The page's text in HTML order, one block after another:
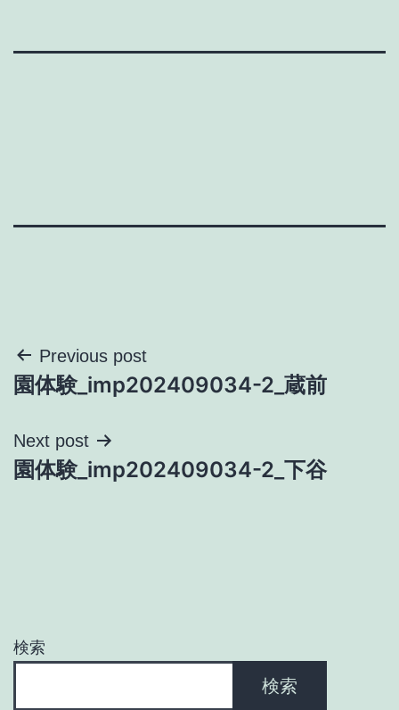
投
稿
ナ
ビ
ョ
Previous post
園体験_imp202409034-2_蔵前
Next post
園体験_imp202409034-2_下谷
検索
検索